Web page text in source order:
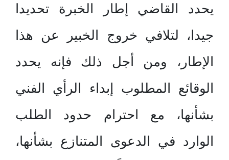
يحدد القاضي إطار الخبرة تحديدا
جيدا، لتلافي خروج الخبير عن هذا
الإطار، ومن أجل ذلك فإنه يحدد
الوقائع المطلوب إبداء الرأي الفني
بشأنها، مع احترام حدود الطلب
الوارد في الدعوى المتنازع بشأنها،